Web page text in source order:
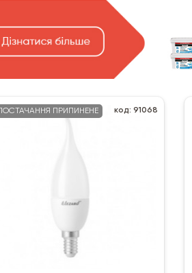
ПОСТАЧАННЯ ПРИПИНЕНЕ код: 91068